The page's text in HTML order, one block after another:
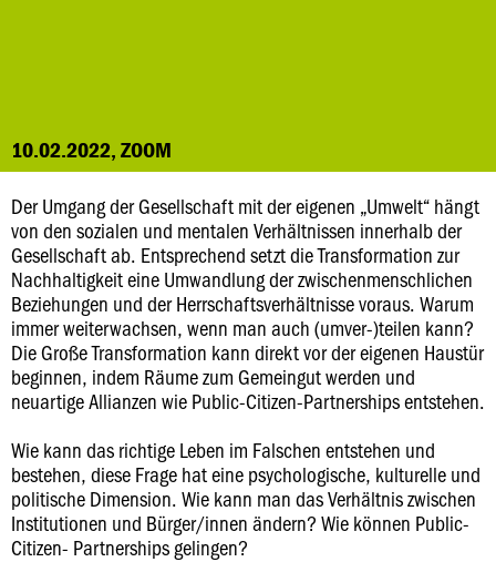
10.02.2022, ZOOM
Der Umgang der Gesellschaft mit der eigenen „Umwelt“ hängt
von den sozialen und mentalen Verhältnissen innerhalb der
Gesellschaft ab. Entsprechend setzt die Transformation zur
Nachhaltigkeit eine Umwandlung der zwischenmenschlichen
Beziehungen und der Herrschaftsverhältnisse voraus. Warum
immer weiterwachsen, wenn man auch (umver-)teilen kann?
Die Große Transformation kann direkt vor der eigenen Haustür
beginnen, indem Räume zum Gemeingut werden und
neuartige Allianzen wie Public-Citizen-Partnerships entstehen.
Wie kann das richtige Leben im Falschen entstehen und
bestehen, diese Frage hat eine psychologische, kulturelle und
politische Dimension. Wie kann man das Verhältnis zwischen
Institutionen und Bürger/innen ändern? Wie können Public-
Citizen- Partnerships gelingen?